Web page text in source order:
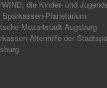
die Kinder- und
Sparkassen-Planetarium
Mozartstadt Augsburg
Altenhilfe der